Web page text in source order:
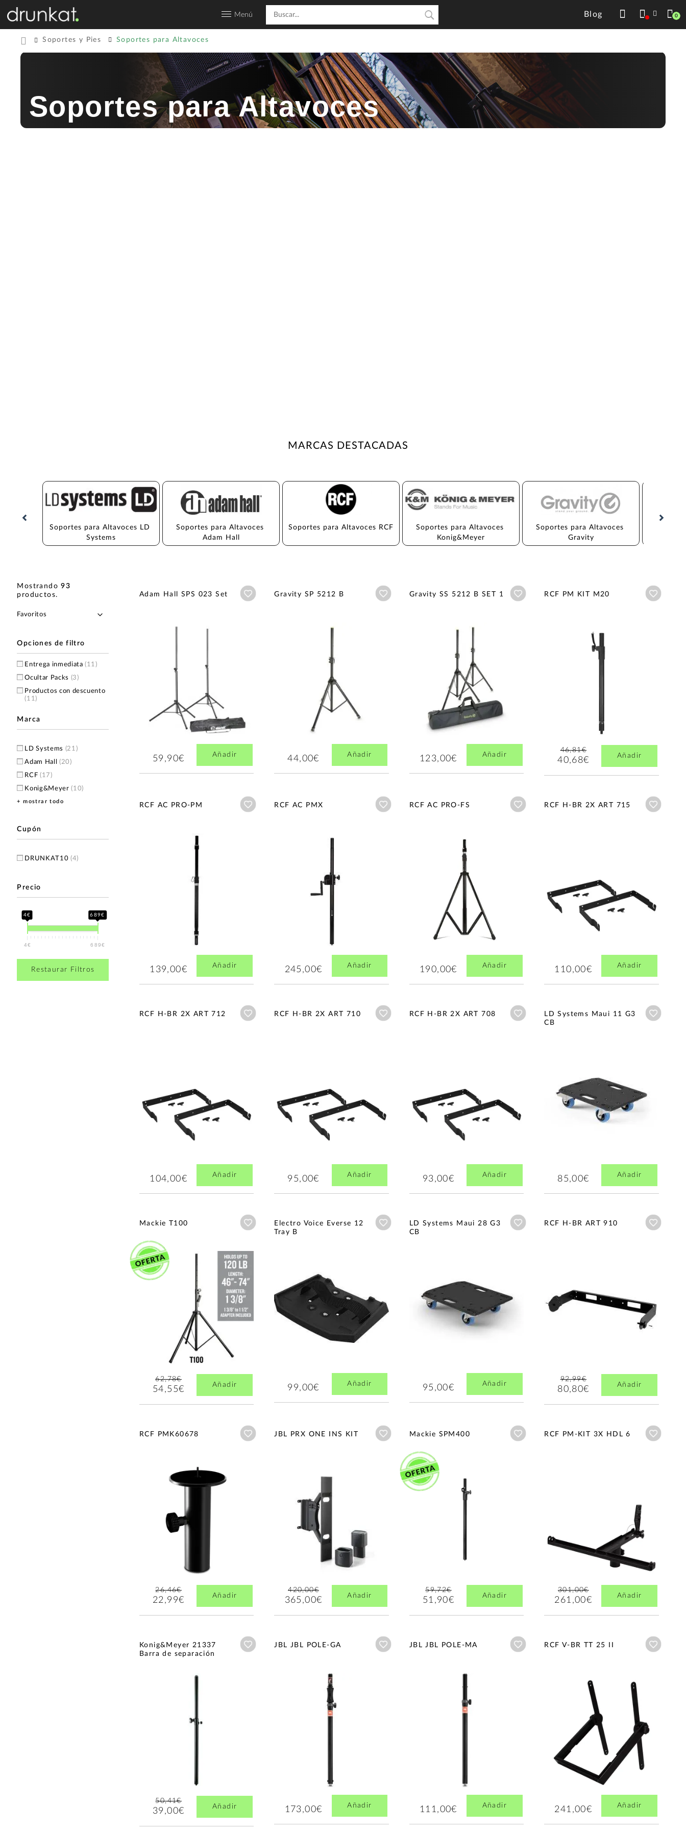
Menú Blog 0
Soportes y Pies Soportes para Altavoces
Soportes para Altavoces
MARCAS DESTACADAS
Soportes para Altavoces LD
Systems
Soportes para Altavoces
Adam Hall
Soportes para Altavoces RCF
Soportes para Altavoces
Konig&Meyer
Soportes para Altavoces
Gravity
Mostrando93
productos.
Opciones de filtro
Entrega inmediata(11)
Ocultar Packs (3)
Productos con descuento
(11)
Marca
LD Systems (21)
Adam Hall (20)
RCF(17)
Konig&Meyer(10)
Gravity(7)
Samson
EK Audio(3)
Electro Voice (3)
+ mostrar todo
Cupón
DRUNKAT10 (4)
Precio
4€ 689€
4€ 689€
Restaurar Filtros
Adam Hall SPS 023 Set Añadir a wishlist
59,90€ Añadir
Gravity SP 5212 B Añadir a wishlist
44,00€ Añadir
Gravity SS 5212 B SET 1 Añadir a wishlist
123,00€ Añadir
RCF PM KIT M20
46,81€
40,68€ Añadir
RCF AC PRO-PM Añadir a wishlist
139,00€ Añadir
RCF AC PMX Añadir a wishlist
245,00€ Añadir
RCF AC PRO-FS Añadir a wishlist
190,00€ Añadir
RCF H-BR 2X ART 715
110,00€ Añadir
RCF H-BR 2X ART 712 Añadir a wishlist
104,00€ Añadir
RCF H-BR 2X ART 710 Añadir a wishlist
95,00€ Añadir
RCF H-BR 2X ART 708 Añadir a wishlist
93,00€ Añadir
LD Systems Maui 11 G3
CB
85,00€ Añadir
Mackie T100 Añadir a wishlist
62,78€
54,55€ Añadir
Electro Voice Everse 12
Tray B
Añadir a wishlist
99,00€ Añadir
LD Systems Maui 28 G3
CB
Añadir a wishlist
95,00€ Añadir
RCF H-BR ART 910
92,99€
80,80€ Añadir
RCF PMK60678 Añadir a wishlist
26,46€
22,99€ Añadir
JBL PRX ONE INS KIT Añadir a wishlist
420,00€
365,00€ Añadir
Mackie SPM400 Añadir a wishlist
59,72€
51,90€ Añadir
RCF PM-KIT 3X HDL 6
301,00€
261,00€ Añadir
Konig&Meyer 21337
Barra de separación
Añadir a wishlist
50,41€
39,00€ Añadir
JBL JBL POLE-GA Añadir a wishlist
173,00€ Añadir
JBL JBL POLE-MA Añadir a wishlist
111,00€ Añadir
RCF V-BR TT 25 II
241,00€ Añadir